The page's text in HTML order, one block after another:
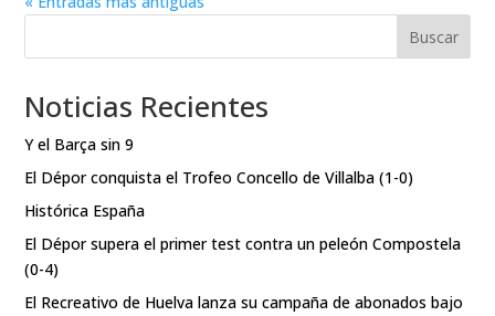
Buscar
Noticias Recientes
Y el Barça sin 9
El Dépor conquista el Trofeo Concello de Villalba (1-0)
Histórica España
El Dépor supera el primer test contra un peleón Compostela
(0-4)
El Recreativo de Huelva lanza su campaña de abonados bajo